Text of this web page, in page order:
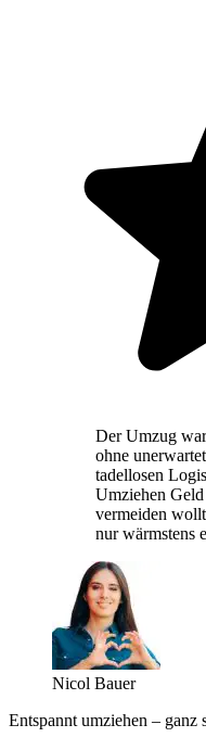
Der Umzug
ohne
tadellosen
Umziehen Geld
vermeiden
nur wärmstens
Nicol Bauer
Entspannt umziehen – ganz